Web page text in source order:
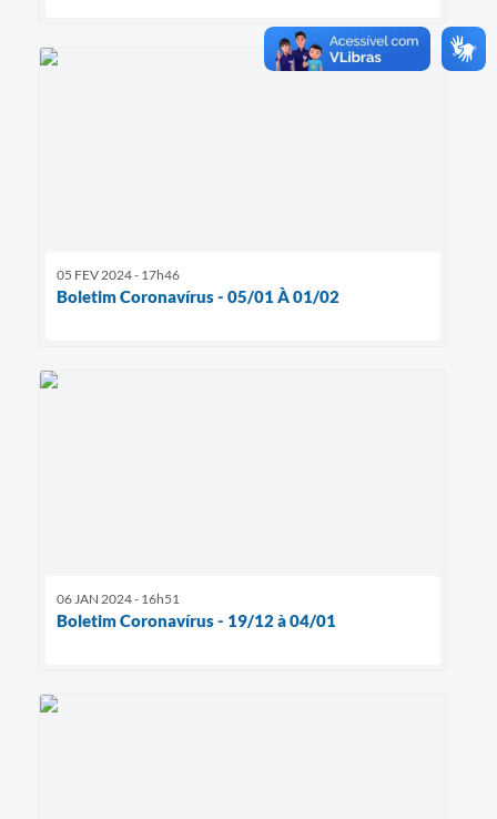
05 FEV 2024 - 17h46
Boletim Coronavírus - 05/01 À 01/02
06 JAN 2024 - 16h51
Boletim Coronavírus - 19/12 à 04/01